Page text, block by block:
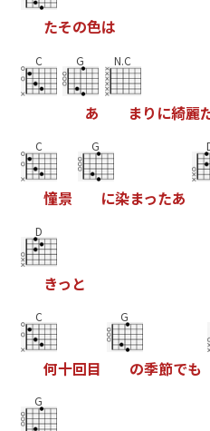
たその色は
C G
あ
N.C
まり に綺麗
C
憧景
G
に染まったあ
D
きっ と
C
何十回目
G
の季節でも
G